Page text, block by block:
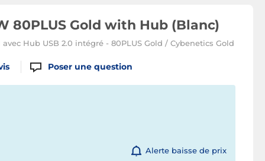
80PLUS Gold with Hub (Blanc)
Hub USB 2.0 intégré - 80PLUS Gold / Cybenetics Gold
Poser une question
Alerte baisse de prix